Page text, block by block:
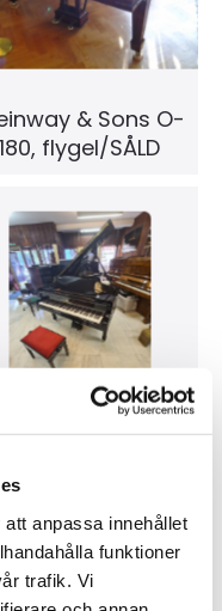
anpassa innehållet
funktioner
trafik. Vi
& Sons O-
180, flygel/SÅLD
180 / Nyskick